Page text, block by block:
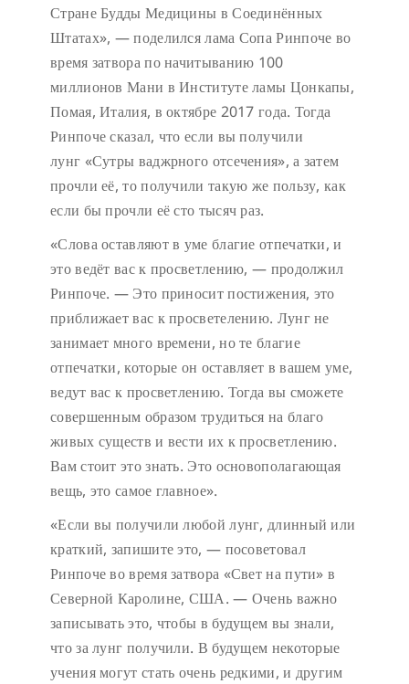
Стране Будды Медицины в Соединённых
Штатах», — поделился лама Сопа Ринпоче во
время затвора по начитыванию 100
миллионов Мани в Институте ламы Цонкапы,
Помая, Италия, в октябре 2017 года. Тогда
Ринпоче сказал, что если вы получили
лунг «Сутры ваджрного отсечения», а затем
прочли её, то получили такую же пользу, как
если бы прочли её сто тысяч раз.
«Слова оставляют в уме благие отпечатки, и
это ведёт вас к просветлению, — продолжил
Ринпоче. — Это приносит постижения, это
приближает вас к просветелению. Лунг не
занимает много времени, но те благие
отпечатки, которые он оставляет в вашем уме,
ведут вас к просветлению. Тогда вы сможете
совершенным образом трудиться на благо
живых существ и вести их к просветлению.
Вам стоит это знать. Это основополагающая
вещь, это самое главное».
«Если вы получили любой лунг, длинный или
краткий, запишите это, — посоветовал
Ринпоче во время затвора «Свет на пути» в
Северной Каролине, США. — Очень важно
записывать это, чтобы в будущем вы знали,
что за лунг получили. В будущем некоторые
учения могут стать очень редкими, и другим